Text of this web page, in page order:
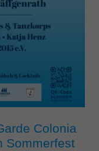
Colonia
Sommerfest